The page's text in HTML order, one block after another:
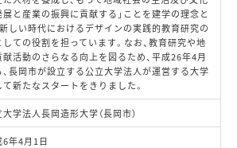
展と産業の振興に貢献する」ことを建学の理念と
新しい時代におけるデザインの実践的教育研究の
しての役割を担っています。なお、教育研究や地
献活動のさらなる向上を図るため、平成26年4月
、長岡市が設立する公立大学法人が運営する大学
て新たなスタートをきりました。
学法人長岡造形大学（長岡市）
6年4月1日